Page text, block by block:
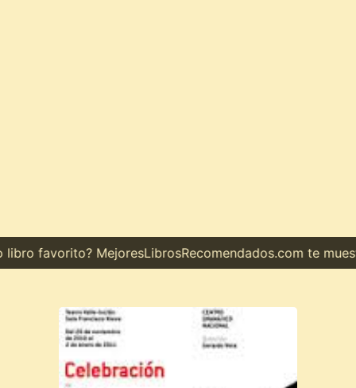
favorito? MejoresLibrosRecomendados.com te muestra